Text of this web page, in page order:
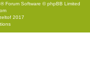
® Forum Software © phpBB Limited
2017